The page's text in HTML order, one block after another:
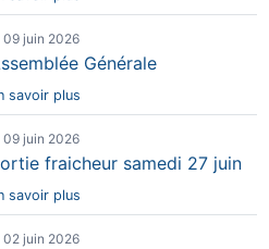
09 juin 2026
Générale
savoir plus
09 juin 2026
fraicheur samedi 27 juin
savoir plus
02 juin 2026